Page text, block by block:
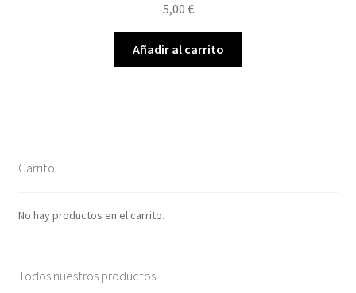
5,00 €
Añadir al carrito
Carrito
No hay productos en el carrito.
Todos nuestros productos